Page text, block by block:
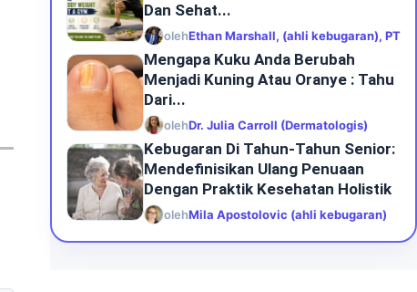
Dan Sehat...
olehEthan Marshall, (ahli kebugaran), PT
Mengapa Kuku Anda Berubah
Menjadi Kuning Atau Oranye : Tahu
Dari...
olehDr. Julia Carroll (Dermatologis)
Kebugaran Di Tahun-Tahun Senior:
Mendefinisikan Ulang Penuaan
Dengan Praktik Kesehatan Holistik
olehMila Apostolovic (ahli kebugaran)